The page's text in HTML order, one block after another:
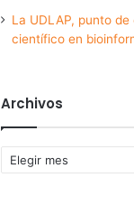
La UDLAP, punto
científico en
Archivos
Archivos